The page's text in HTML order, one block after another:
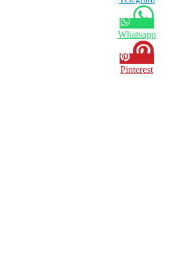
Whatsapp
Pinterest